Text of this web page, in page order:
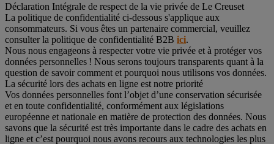
Déclaration Intégrale de respect de la vie privée de Le Creuset
La politique de confidentialité ci-dessous s'applique aux
consommateurs. Si vous êtes un partenaire commercial, veuillez
consulter la politique de confidentialité B2B ici.
Nous nous engageons à respecter votre vie privée et à protéger vos
données personnelles ! Nous serons toujours transparents quant à la
question de savoir comment et pourquoi nous utilisons vos données.
La sécurité lors des achats en ligne est notre priorité
Vos données personnelles font l’objet d’une conservation sécurisée
et en toute confidentialité, conformément aux législations
européenne et nationale en matière de protection des données. Nous
savons que la sécurité est très importante dans le cadre des achats en
ligne et c’est pourquoi nous avons recours aux technologies les plus